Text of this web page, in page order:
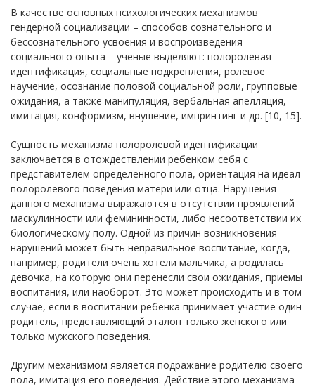
В качестве основных психологических механизмов
гендерной социализации – способов сознательного и
бессознательного усвоения и воспроизведения
социального опыта – ученые выделяют: полоролевая
идентификация, социальные подкрепления, ролевое
научение, осознание половой социальной роли, групповые
ожидания, а также манипуляция, вербальная апелляция,
имитация, конформизм, внушение, импринтинг и др. [10, 15].
Сущность механизма полоролевой идентификации
заключается в отождествлении ребенком себя с
представителем определенного пола, ориентация на идеал
полоролевого поведения матери или отца. Нарушения
данного механизма выражаются в отсутствии проявлений
маскулинности или фемининности, либо несоответствии их
биологическому полу. Одной из причин возникновения
нарушений может быть неправильное воспитание, когда,
например, родители очень хотели мальчика, а родилась
девочка, на которую они перенесли свои ожидания, приемы
воспитания, или наоборот. Это может происходить и в том
случае, если в воспитании ребенка принимает участие один
родитель, представляющий эталон только женского или
только мужского поведения.
Другим механизмом является подражание родителю своего
пола, имитация его поведения. Действие этого механизма